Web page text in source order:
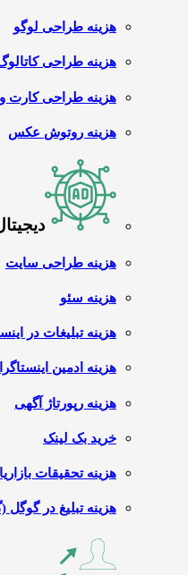
هزینه طراحی لوگو
هزینه طراحی
هزینه طراحی کارت
هزینه روتوش عکس
هزینه طراحی سایت
هزینه سئو
هزینه تبلیغات در
هزینه ادمین
هزینه رپورتاژ آگهی
خرید بک لینک
هزینه تحقیقات
هزینه تبلیغ در گوگل